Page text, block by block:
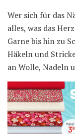
Wer sich für das
alles, was das
Garne bis hin zu
Häkeln und
an Wolle, Nadeln